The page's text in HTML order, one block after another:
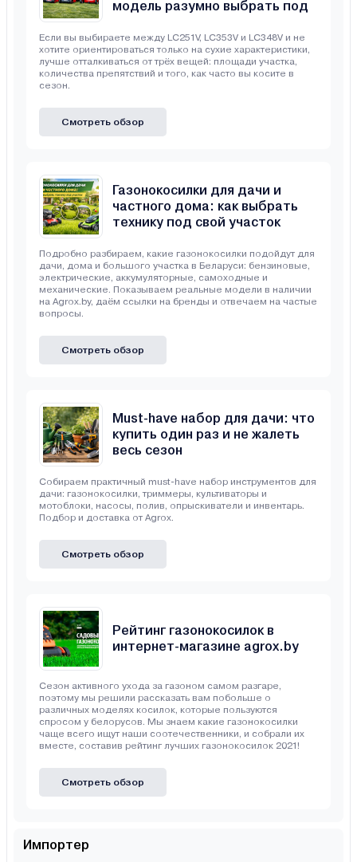
модель разумно выбрать под
Если вы выбираете между LC251V, LC353V и LC348V и не
хотите ориентироваться только на сухие характеристики,
лучше отталкиваться от трёх вещей: площади участка,
количества препятствий и того, как часто вы косите в
сезон.
Смотреть обзор
Газонокосилки для дачи и
частного дома: как выбрать
технику под свой участок
Подробно разбираем, какие газонокосилки подойдут для
дачи, дома и большого участка в Беларуси: бензиновые,
электрические, аккумуляторные, самоходные и
механические. Показываем реальные модели в наличии
на Agrox.by, даём ссылки на бренды и отвечаем на частые
вопросы.
Смотреть обзор
Must-have набор для дачи: что
купить один раз и не жалеть
весь сезон
Собираем практичный must-have набор инструментов для
дачи: газонокосилки, триммеры, культиваторы и
мотоблоки, насосы, полив, опрыскиватели и инвентарь.
Подбор и доставка от Agrox.
Смотреть обзор
Рейтинг газонокосилок в
интернет-магазине agrox.by
Сезон активного ухода за газоном самом разгаре,
поэтому мы решили рассказать вам побольше о
различных моделях косилок, которые пользуются
спросом у белорусов. Мы знаем какие газонокосилки
чаще всего ищут наши соотечественники, и собрали их
вместе, составив рейтинг лучших газонокосилок 2021!
Смотреть обзор
Импортер